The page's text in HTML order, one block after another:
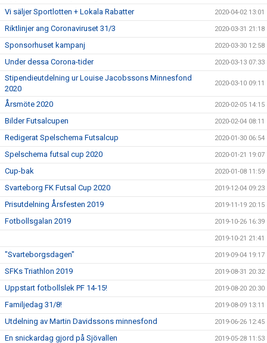
Vi säljer Sportlotten + Lokala Rabatter 2020-04-02 13:01
Riktlinjer ang Coronaviruset 31/3 2020-03-31 21:18
Sponsorhuset kampanj 2020-03-30 12:58
Under dessa Corona-tider 2020-03-13 07:33
Stipendieutdelning ur Louise Jacobssons Minnesfond
2020
2020-03-10 09:11
Årsmöte 2020 2020-02-05 14:15
Bilder Futsalcupen 2020-02-04 08:11
Redigerat Spelschema Futsalcup 2020-01-30 06:54
Spelschema futsal cup 2020 2020-01-21 19:07
Cup-bak 2020-01-08 11:59
Svarteborg FK Futsal Cup 2020 2019-12-04 09:23
Prisutdelning Årsfesten 2019 2019-11-19 20:15
Fotbollsgalan 2019 2019-10-26 16:39
2019-10-21 21:41
"Svarteborgsdagen" 2019-09-04 19:17
SFKs Triathlon 2019 2019-08-31 20:32
Uppstart fotbollslek PF 14-15! 2019-08-20 20:30
Familjedag 31/8! 2019-08-09 13:11
Utdelning av Martin Davidssons minnesfond 2019-06-26 12:45
En snickardag gjord på Sjövallen 2019-05-28 11:53